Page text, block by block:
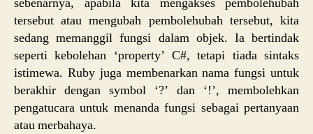
tersebut atau mengubah pembolehubah tersebut, kita
sedang memanggil fungsi dalam objek. Ia bertindak
seperti kebolehan ‘property’ C#, tetapi tiada sintaks
istimewa. Ruby juga membenarkan nama fungsi untuk
berakhir dengan symbol ‘?’ dan ‘!’, membolehkan
pengatucara untuk menanda fungsi sebagai pertanyaan
atau merbahaya.